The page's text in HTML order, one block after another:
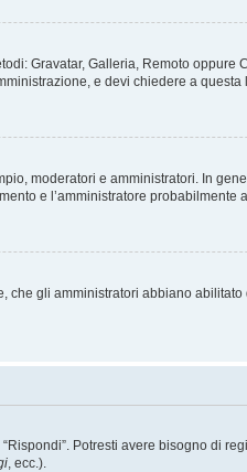
Gravatar, Galleria, Remoto oppure
e devi chiedere a questa
moderatori e amministratori. In
e l’amministratore probabilmente
gli amministratori abbiano
Potresti avere bisogno di
, ecc.).